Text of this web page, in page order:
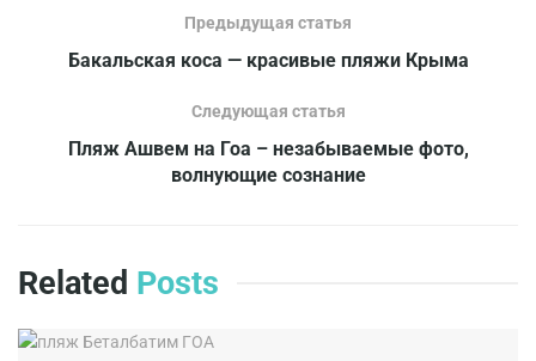
Предыдущая статья
Бакальская коса — красивые пляжи Крыма
Следующая статья
Пляж Ашвем на Гоа – незабываемые фото,
волнующие сознание
Related Posts